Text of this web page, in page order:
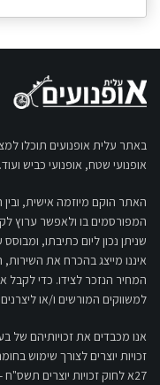
באתר עלית אופנועים תוכלו
אופנועי שטח, אופנועי כביש ועוד.
האתר הוקם מיוזמה אישית,
המפורסמים בו ולאפשר ערוץ
שניתן נכון ליום כתיבתו,
איננו מייצג בהכרח את
המחיר הנזכר לצידו. כדי לקבל
למשווקים המורשים ו/או
אנו מכבדים את זכויותיהם של
זכויות יוצרים לצורך שימוש